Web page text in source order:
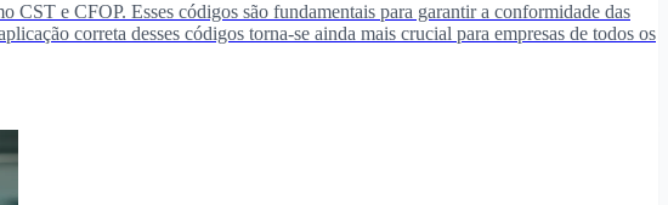
e CFOP. Esses códigos são fundamentais para garantir a conformidade das
correta desses códigos torna-se ainda mais crucial para empresas de todos os